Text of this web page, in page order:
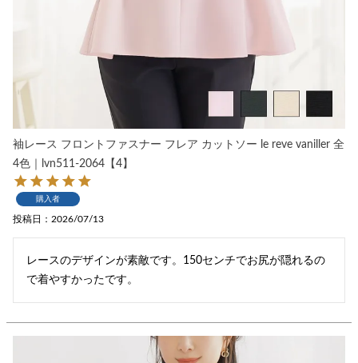
袖レース フロントファスナー フレア カットソー le reve vaniller 全
4色｜lvn511-2064【4】
購入者
投稿日 2026/07/13
レースのデザインが素敵です。150センチでお尻が隠れるの
で着やすかったです。